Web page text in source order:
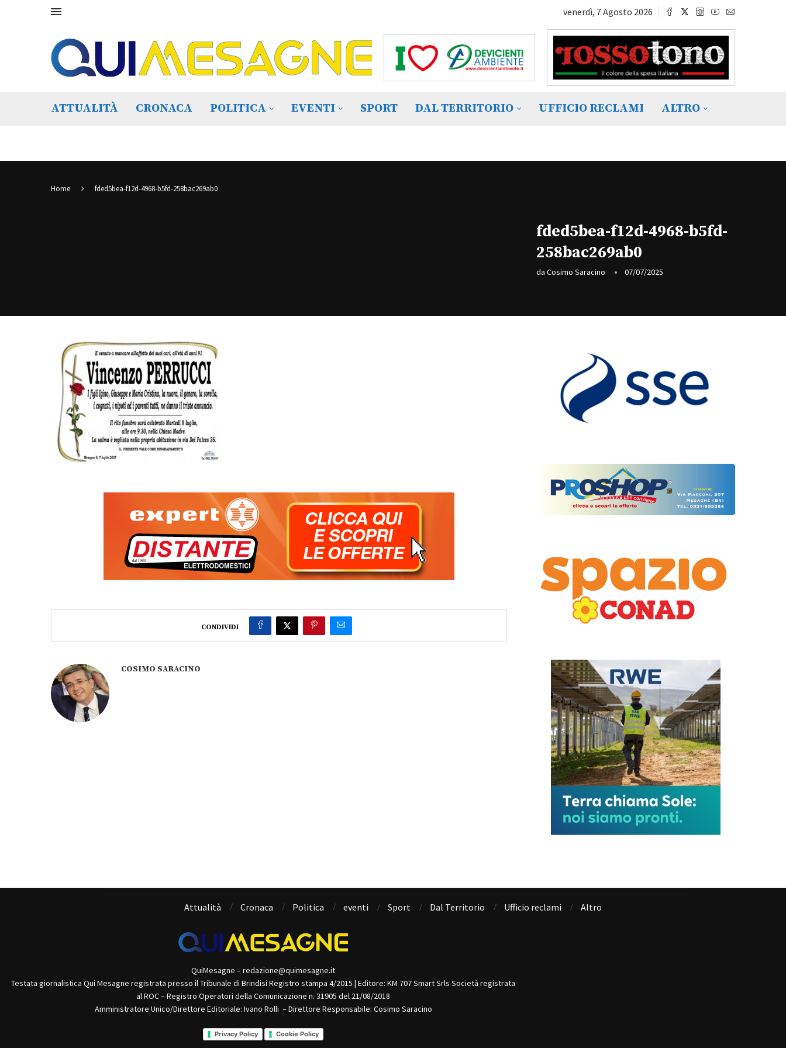
venerdì, 7 Agosto 2026
ATTUALITÀ CRONACA POLITICA EVENTI SPORT DAL TERRITORIO UFFICIO RECLAMI ALTRO
Home fded5bea-f12d-4968-b5fd-258bac269ab0
fded5bea-f12d-4968-b5fd-
258bac269ab0
da Cosimo Saracino 07/07/2025
CONDIVIDI
COSIMO SARACINO
Attualità Cronaca Politica eventi Sport Dal Territorio Ufficio reclami Altro
QuiMesagne – redazione@quimesagne.it
Testata giornalistica Qui Mesagne registrata presso il Tribunale di Brindisi Registro stampa 4/2015 | Editore: KM 707 Smart Srls Società registrata
al ROC – Registro Operatori della Comunicazione n. 31905 del 21/08/2018
Amministratore Unico/Direttore Editoriale: Ivano Rolli – Direttore Responsabile: Cosimo Saracino
Privacy Policy Cookie Policy